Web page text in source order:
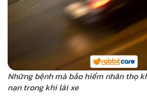
Những bệnh mà bảo hiểm nhân thọ
nạn trong khi lái xe